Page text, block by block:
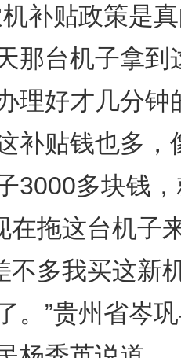
补贴政策是
那台机子拿到
理好才几分钟
补贴钱也多，
3000多块钱
在拖这台机子
不多我买这新
。”贵州省岑